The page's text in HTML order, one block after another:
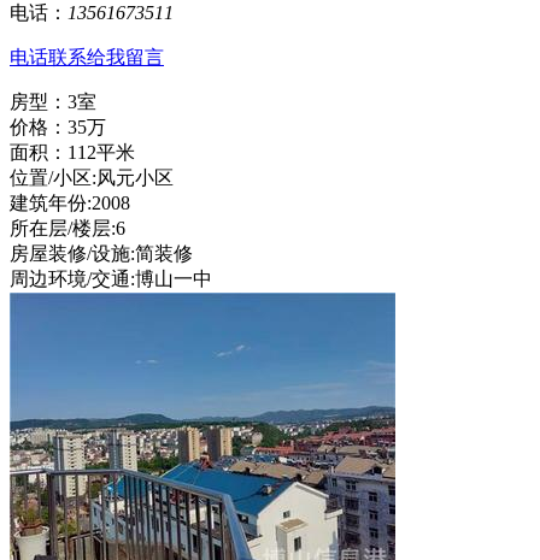
电话： 13561673511
电话联系给我留言
房型：3室
价格：35万
面积：112平米
位置/小区:风元小区
建筑年份:2008
所在层/楼层:6
房屋装修/设施:简装修
周边环境/交通:博山一中